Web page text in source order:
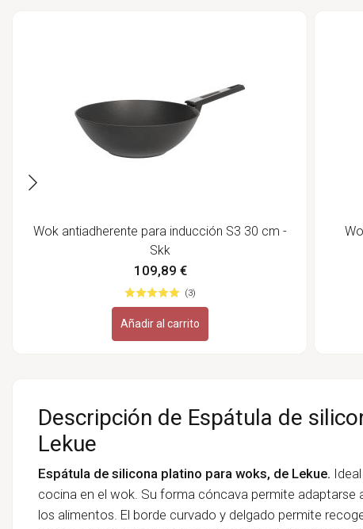
Wok antiadherente para inducción S3 30 cm -
Skk
109,89 €
(3)
Añadir al carrito
Descripción de Espátula de
Lekue
Espátula de silicona platino para woks, de Lekue.
cocina en el wok. Su forma cóncava permite
los alimentos. El borde curvado y delgado permite